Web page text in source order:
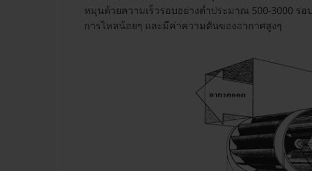
หมุนด้วยความเร็วรอบอย่างต่ำประมาณ 500-3000 ร
การไหลน้อยๆ และมีค่าความดันของอากาศสูงๆ